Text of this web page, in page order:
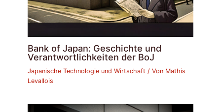
Bank of Japan: Geschichte und
Verantwortlichkeiten der BoJ
Japanische Technologie und Wirtschaft / Von Mathis
Levallois